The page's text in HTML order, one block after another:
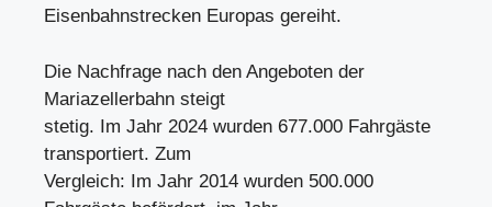
Eisenbahnstrecken Europas gereiht.
Die Nachfrage nach den Angeboten der
Mariazellerbahn steigt
stetig. Im Jahr 2024 wurden 677.000 Fahrgäste
transportiert. Zum
Vergleich: Im Jahr 2014 wurden 500.000